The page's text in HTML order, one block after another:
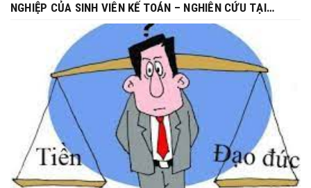
NGHIỆP CỦA SINH VIÊN KẾ TOÁN – NGHIÊN CỨU TẠI
TRƯỜNG ĐẠI HỌC THỦY LỢI